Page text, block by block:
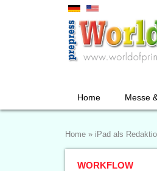
Home Messe
Home » iPad als
WORKFLOW